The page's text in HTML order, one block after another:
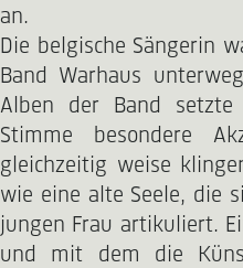
an.
Die belgische Sängerin
Band Warhaus
Alben der Band
Stimme besondere
gleichzeitig weise
wie eine alte Seele, die
jungen Frau artikuliert.
und mit dem die